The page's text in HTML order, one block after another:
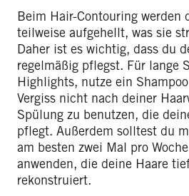
Beim Hair-Contouring werden
teilweise aufgehellt, was sie
Daher ist es wichtig, dass du
regelmäßig pflegst. Für lange
Highlights, nutze ein
Vergiss nicht nach deiner
Spülung zu benutzen, die
pflegt. Außerdem solltest du
am besten zwei Mal pro
anwenden, die deine Haare
rekonstruiert.